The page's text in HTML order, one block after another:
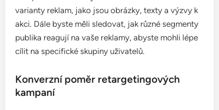
konverzí.
Míra prokliku (CTR)
kliknou na retargetingovou reklamu ve srovnání s
celkovým počtem zobrazení této reklamy. Vysoká